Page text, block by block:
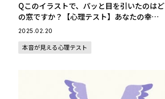
Qこのイラストで、パッと目を引いたのはど
の窓ですか？【心理テスト】あなたの幸運
の掴み方がわかる
2025.02.20
本音が見える心理テスト